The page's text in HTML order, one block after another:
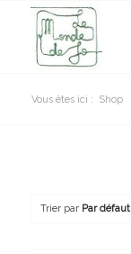
Vous êtes ici : Shop
Trier par Par défaut